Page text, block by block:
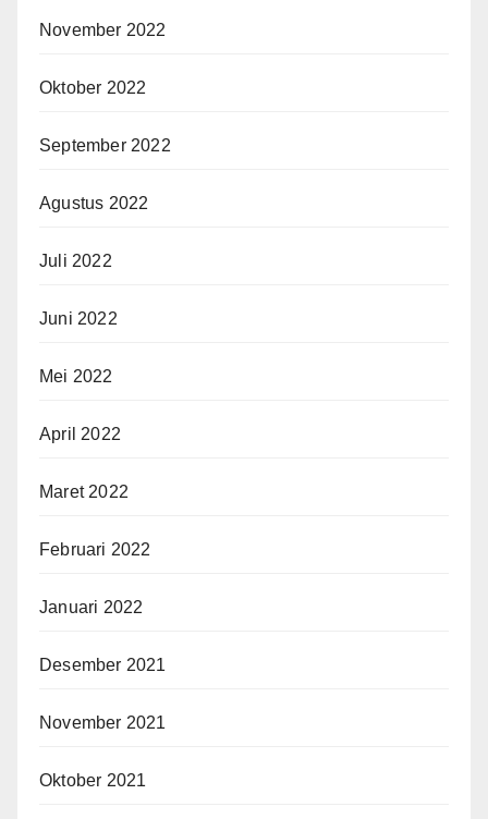
November 2022
Oktober 2022
September 2022
Agustus 2022
Juli 2022
Juni 2022
Mei 2022
April 2022
Maret 2022
Februari 2022
Januari 2022
Desember 2021
November 2021
Oktober 2021